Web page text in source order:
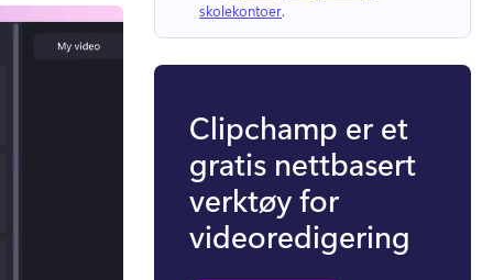
skolekontoer.
Clipchamp er et
gratis nettbasert
verktøy for
videoredigering